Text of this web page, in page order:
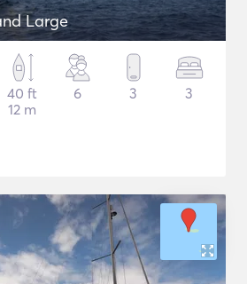
Large
40 ft
12 m
6 3 3